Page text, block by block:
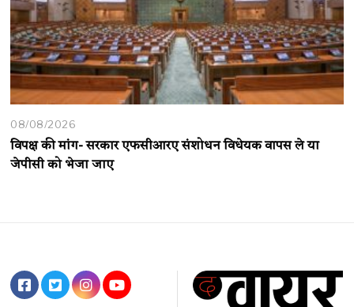
08/08/2026
विपक्ष की मांग- सरकार एफसीआरए संशोधन विधेयक वापस ले या
जेपीसी को भेजा जाए